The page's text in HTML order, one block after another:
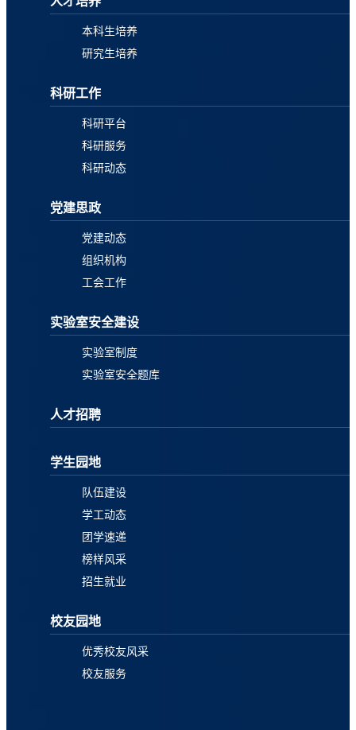
本科生培养
研究生培养
科研工作
科研平台
科研服务
科研动态
党建思政
党建动态
组织机构
工会工作
实验室安全建设
实验室制度
实验室安全题库
人才招聘
学生园地
队伍建设
学工动态
团学速递
榜样风采
招生就业
校友园地
优秀校友风采
校友服务